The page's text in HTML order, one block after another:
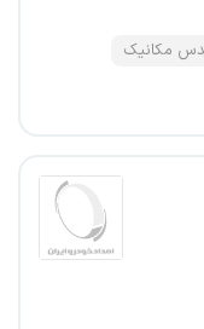
مکانیک